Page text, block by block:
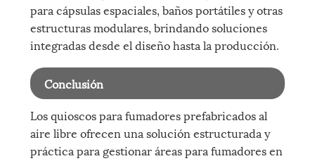
para cápsulas espaciales, baños portátiles y otras
estructuras modulares, brindando soluciones
integradas desde el diseño hasta la producción.
Conclusión
Los quioscos para fumadores prefabricados al
aire libre ofrecen una solución estructurada y
práctica para gestionar áreas para fumadores en